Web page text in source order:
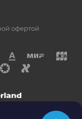
офертой
×